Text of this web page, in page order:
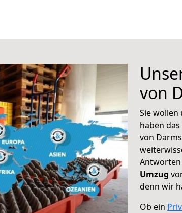
von
Sie wollen
haben das
von
Umzug
denn wir
Ob ein